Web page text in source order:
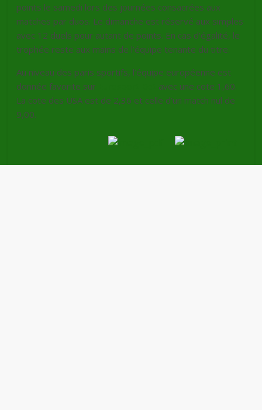
points le samedi lors des journées consacrées aux
matches par duos. Le dimanche est réservé aux simples
avec 12 duels pour autant de points. En cas d’égalité, le
trophée reste aux mains de l’équipe tenante du titre.
Au niveau des paris sportifs, l’équipe européenne est
donnée favorite sur
avec une cote 1,60.
La cote des USA est de 2,36 et celle d’un match nul de
9,00.